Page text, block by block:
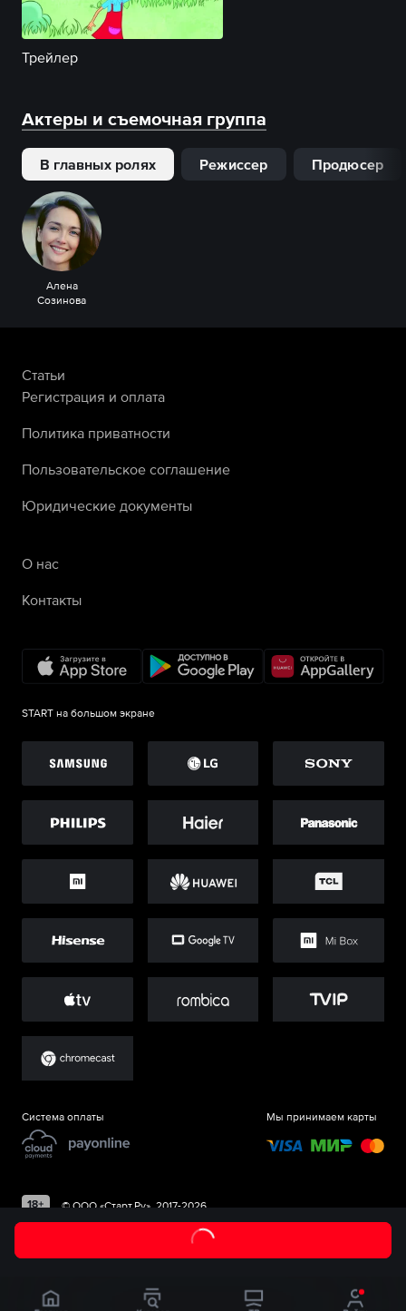
Трейлер
Актеры и съемочная группа
В главных ролях Режиссер Продюсер
Алена
Созинова
Статьи
Регистрация и оплата
Политика приватности
Пользовательское соглашение
Юридические документы
О нас
Контакты
START на большом экране
Система оплаты Мы принимаем карты
©ООО «Старт.Ру», 2017-2026